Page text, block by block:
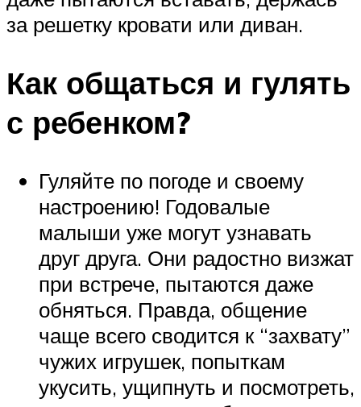
за решетку кровати или диван.
Как общаться и гулять
с ребенком?
Гуляйте по погоде и своему
настроению! Годовалые
малыши уже могут узнавать
друг друга. Они радостно визжат
при встрече, пытаются даже
обняться. Правда, общение
чаще всего сводится к “захвату”
чужих игрушек, попыткам
укусить, ущипнуть и посмотреть,